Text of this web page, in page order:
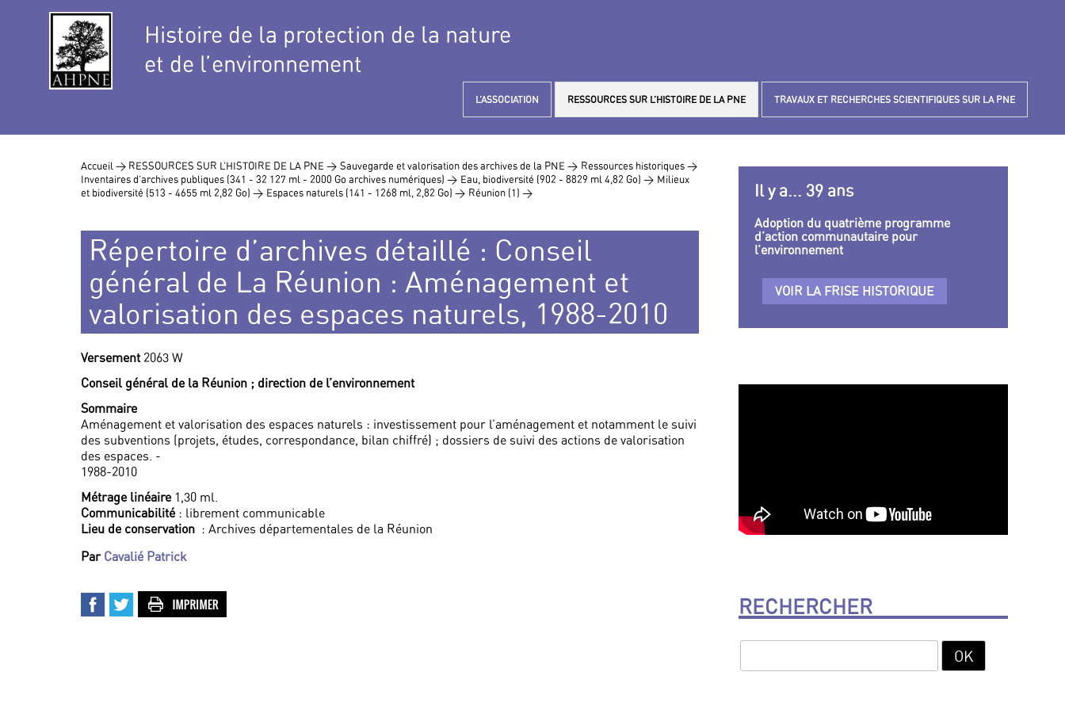
Histoire de la protection de la nature
et de l’environnement
L’ASSOCIATION RESSOURCES SUR L’HISTOIRE DE LA PNE TRAVAUX ET RECHERCHES SCIENTIFIQUES SUR LA PNE
Accueil > RESSOURCES SUR L’HISTOIRE DE LA PNE > Sauvegarde et valorisation des archives de la PNE > Ressources historiques >
Inventaires d’archives publiques (341 - 32 127 ml - 2000 Go archives numériques) > Eau, biodiversité (902 - 8829 ml 4,82 Go) > Milieux
et biodiversité (513 - 4655 ml 2,82 Go) > Espaces naturels (141 - 1268 ml, 2,82 Go) > Réunion (1) >
Répertoire d’archives détaillé : Conseil
général de La Réunion : Aménagement et
valorisation des espaces naturels, 1988-2010
Versement 2063 W
Conseil général de la Réunion ; direction de l’environnement
Sommaire
Aménagement et valorisation des espaces naturels : investissement pour l’aménagement et notamment le suivi
des subventions (projets, études, correspondance, bilan chiffré) ; dossiers de suivi des actions de valorisation
des espaces. -
1988-2010
Métrage linéaire1,30 ml.
Communicabilité: librement communicable
Lieu de conservation : Archives départementales de la Réunion
Par Cavalié Patrick
Il y a... 39 ans
Adoption du quatrième programme
d’action communautaire pour
l’environnement
VOIR LA FRISE HISTORIQUE
RECHERCHER